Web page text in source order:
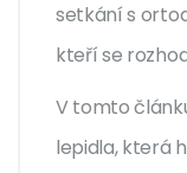
setkání s
kteří se
V tomto
lepidla, která